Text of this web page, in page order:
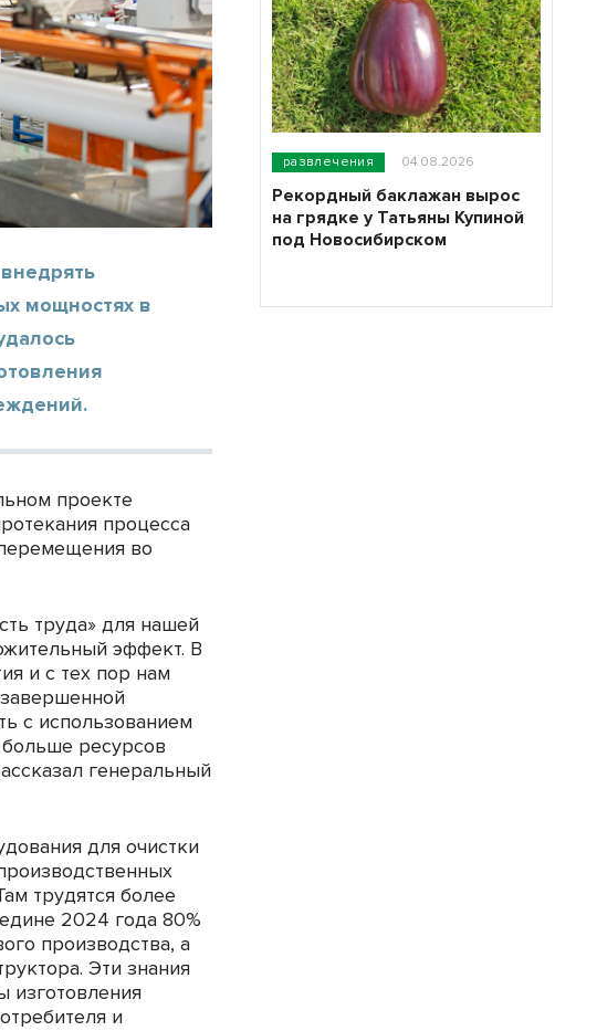
мощностях в
проекте
процесса
во
труда» для нашей
эффект. В
и с тех пор нам
с использованием
ресурсов
генеральный
для очистки
трудятся более
2024 года 80%
производства, а
Эти знания
изготовления
и
развлечения 04.08.2026
Рекордный баклажан вырос
на грядке у Татьяны Купиной
под Новосибирском